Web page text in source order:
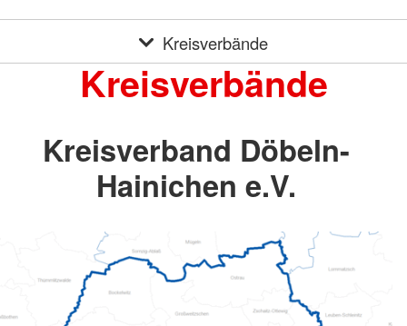
Kreisverbände
Kreisverbände
Kreisverband Döbeln-
Hainichen e.V.